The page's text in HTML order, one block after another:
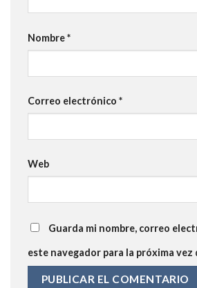
Nombre*
Correo electrónico *
Web
Guarda mi nombre, correo
este navegador para la próxima vez